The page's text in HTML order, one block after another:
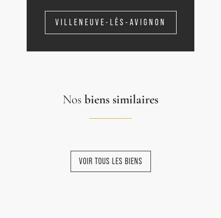
VILLENEUVE-LÈS-AVIGNON
Nos biens similaires
VOIR TOUS LES BIENS